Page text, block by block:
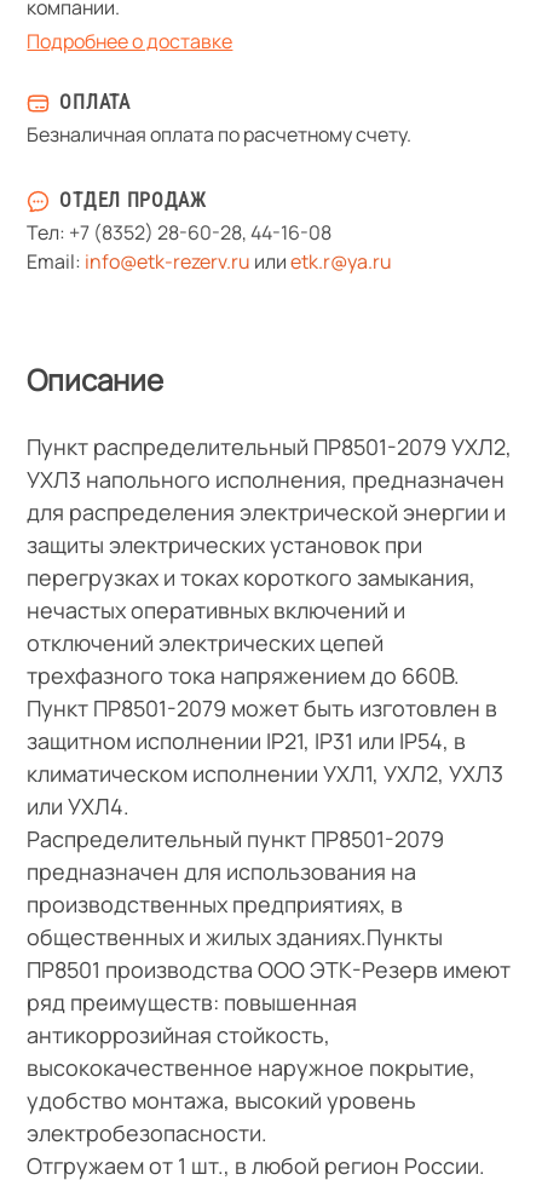
компании.
Подробнее о доставке
ОПЛАТА
Безналичная оплата по расчетному счету.
ОТДЕЛ ПРОДАЖ
Тел: +7 (8352) 28-60-28,44-16-08
Email: info@etk-rezerv.ru илиetk.r@ya.ru
Описание
Пункт распределительный ПР8501-2079 УХЛ2,
УХЛ3 напольного исполнения, предназначен
для распределения электрической энергии и
защиты электрических установок при
перегрузках и токах короткого замыкания,
нечастых оперативных включений и
отключений электрических цепей
трехфазного тока напряжением до 660В.
Пункт ПР8501-2079 может быть изготовлен в
защитном исполнении IP21, IP31 или IP54, в
климатическом исполнении УХЛ1, УХЛ2, УХЛ3
или УХЛ4.
Распределительный пункт ПР8501-2079
предназначен для использования на
производственных предприятиях, в
общественных и жилых зданиях.Пункты
ПР8501 производства ООО ЭТК-Резерв имеют
ряд преимуществ: повышенная
антикоррозийная стойкость,
высококачественное наружное покрытие,
удобство монтажа, высокий уровень
электробезопасности.
Отгружаем от 1 шт., в любой регион России.